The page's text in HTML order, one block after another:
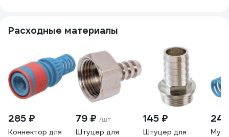
Расходные материалы
285 ₽
Коннектор для
79 ₽ /шт
Штуцер для
145 ₽
Штуцер для